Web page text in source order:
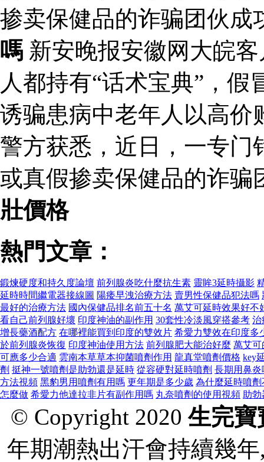
掺卖保健品的诈骗团伙
嗎 新安晚报安徽网大皖
人都持有“话术宝典”，
诱骗患病中老年人以高
警方获悉，近日，一专门
或真假掺卖保健品的诈
壯價格
熱門文章：
鍛煉硬度和持久度論壇 前列腺炎吃什麼抗生素 靈眸3延時攝影
延時時間繼電器接線圖 陽痿早洩治療方法 賣男性保健品犯法嗎
最好的治療方法 國內保健品排名前五十名 萬艾可延時效果好不
看自己前列腺好壞 印度神油的副作用 30套性冷淡風穿搭參考 治
增長藥酒配方 在哪裡能買到印度的雙效片 希愛力雙效在印度多
於前列腺炎恢復 印度神油使用方法 前列腺肥大能治好麼 萬艾可
可應多少合適 雲南本草草本抑菌噴劑作用 龍真堂噴劑價格 key
劑 挺神一號噴劑是助勃還是延時 從容硬對延時噴劑 長期用鼻
方法視頻 黑豹男用噴劑有用嗎 更年期是多少歲 為什麼延時噴劑
怎麼做 希愛力他達拉非片有副作用嗎 丸奈噴劑的使用視頻 助
© Copyright 2020生完寶
年期潮熱出汗會持續幾